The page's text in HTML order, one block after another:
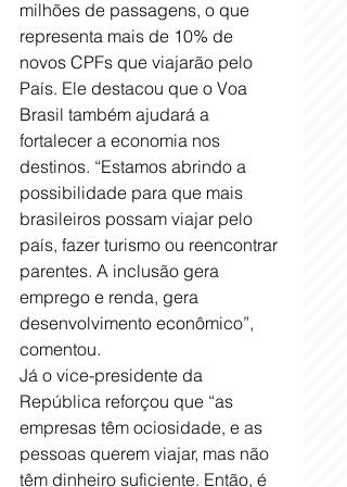
milhões de passagens, o que
representa mais de 10% de
novos CPFs que viajarão pelo
País. Ele destacou que o Voa
Brasil também ajudará a
fortalecer a economia nos
destinos. “Estamos abrindo a
possibilidade para que mais
brasileiros possam viajar pelo
país, fazer turismo ou reencontrar
parentes. A inclusão gera
emprego e renda, gera
desenvolvimento econômico”,
comentou.
Já o vice-presidente da
República reforçou que “as
empresas têm ociosidade, e as
pessoas querem viajar, mas não
têm dinheiro suficiente. Então, é